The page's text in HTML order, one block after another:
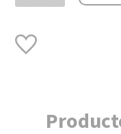
tejido
cantidad